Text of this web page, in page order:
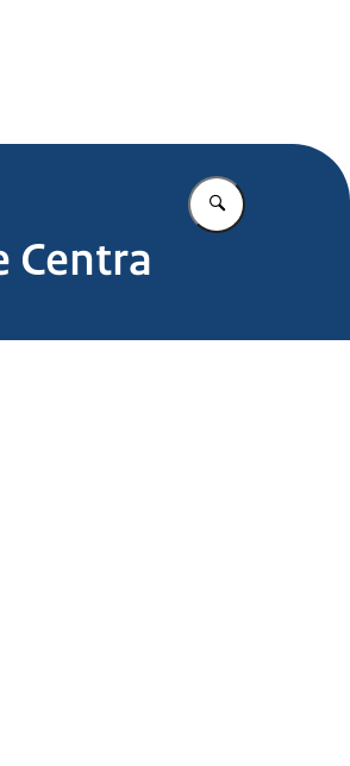
Vul in wat u
Centra